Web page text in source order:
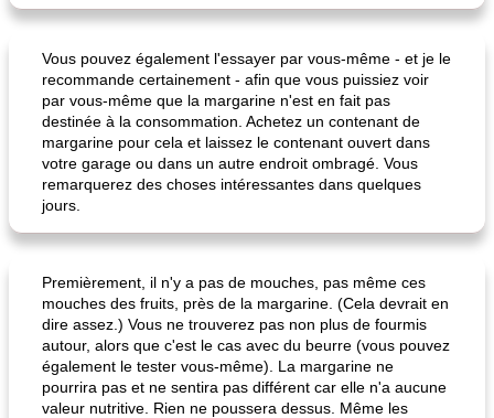
Vous pouvez également l'essayer par vous-même - et je le
recommande certainement - afin que vous puissiez voir
par vous-même que la margarine n'est en fait pas
destinée à la consommation. Achetez un contenant de
margarine pour cela et laissez le contenant ouvert dans
votre garage ou dans un autre endroit ombragé. Vous
remarquerez des choses intéressantes dans quelques
jours.
Premièrement, il n'y a pas de mouches, pas même ces
mouches des fruits, près de la margarine. (Cela devrait en
dire assez.) Vous ne trouverez pas non plus de fourmis
autour, alors que c'est le cas avec du beurre (vous pouvez
également le tester vous-même). La margarine ne
pourrira pas et ne sentira pas différent car elle n'a aucune
valeur nutritive. Rien ne poussera dessus. Même les